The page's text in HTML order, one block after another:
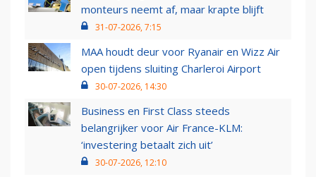
monteurs neemt af, maar krapte blijft
31-07-2026, 7:15
MAA houdt deur voor Ryanair en Wizz Air
open tijdens sluiting Charleroi Airport
30-07-2026, 14:30
Business en First Class steeds
belangrijker voor Air France-KLM:
‘investering betaalt zich uit’
30-07-2026, 12:10